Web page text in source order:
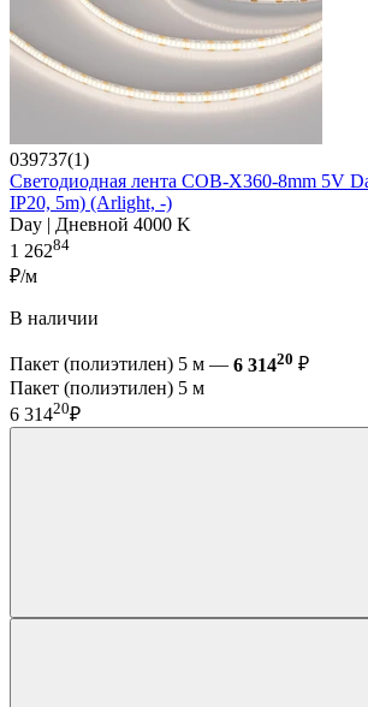
039737(1)
Светодиодная лента COB-X360-8mm 5V
IP20, 5m) (Arlight, -)
Day | Дневной 4000 K
1 26284
₽/м
В наличии
Пакет (полиэтилен) 5 м — 6 31420 ₽
Пакет (полиэтилен) 5 м
6 31420₽